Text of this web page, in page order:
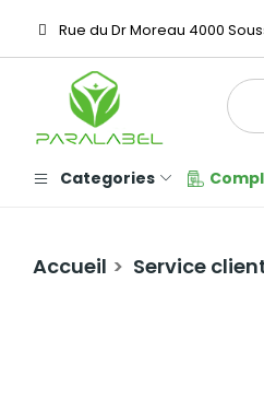
Rue du Dr Moreau 4000
Categories
Accueil Service